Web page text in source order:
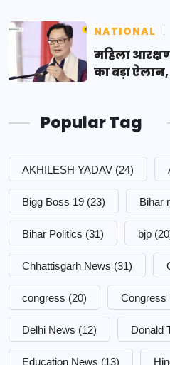
NATIONAL
महिला
का बड़ा ऐलान,
Popular Tag
AKHILESH YADAV (24)
Bigg Boss 19 (23) Bihar
Bihar Politics (31) bjp
Chhattisgarh News (31)
congress (20) Congress
Delhi News (12) Donald
Education News (13)